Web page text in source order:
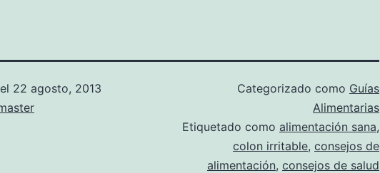
22 agosto, 2013
Categorizado como Guías
Alimentarias
Etiquetado como alimentación sana,
colon irritable, consejos de
alimentación, consejos de salud